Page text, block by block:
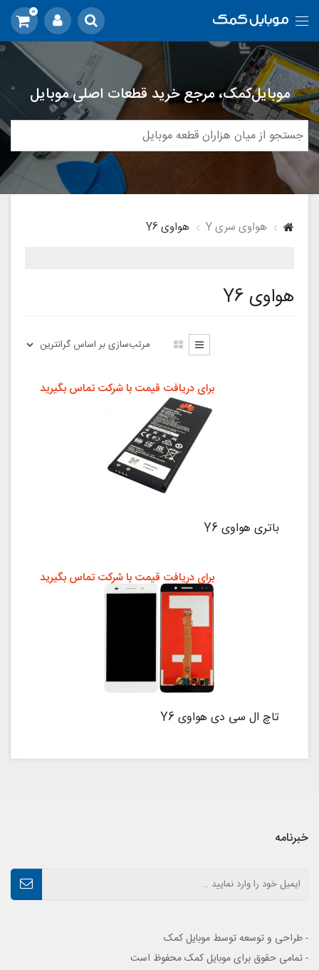
0
موبایل‌کمک، مرجع خرید قطعات اصلی موبایل
هواوی سری Y هواوی Y6
هواوی Y6
باتری هواوی Y6
برای دریافت قیمت با شرکت تماس بگیرید
تاچ ال سی دی هواوی Y6
برای دریافت قیمت با شرکت تماس بگیرید
خبرنامه
- طراحی و توسعه توسط موبایل کمک
- تمامی حقوق برای موبایل کمک محفوظ است